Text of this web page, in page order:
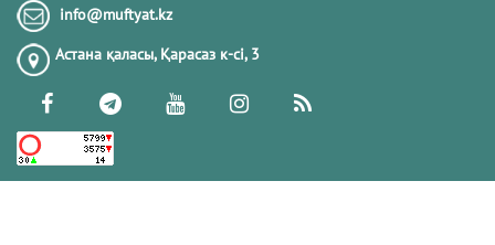
info@muftyat.kz
Астана қаласы, Қарасаз к-сi, 3